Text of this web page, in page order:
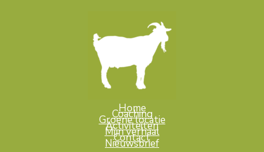
Home
Coaching
Groene locatie
Activiteiten
Mijn verhaal
Contact
Nieuwsbrief